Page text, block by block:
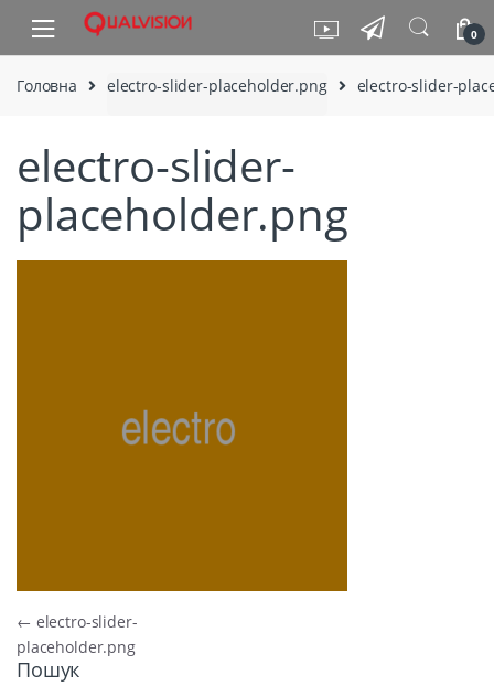
Skip to navigation
Skip to content
0
Головна electro-slider-placeholder.png electro-slider-
electro-slider-
placeholder.png
Навігація записів
← electro-slider-
placeholder.png
Пошук